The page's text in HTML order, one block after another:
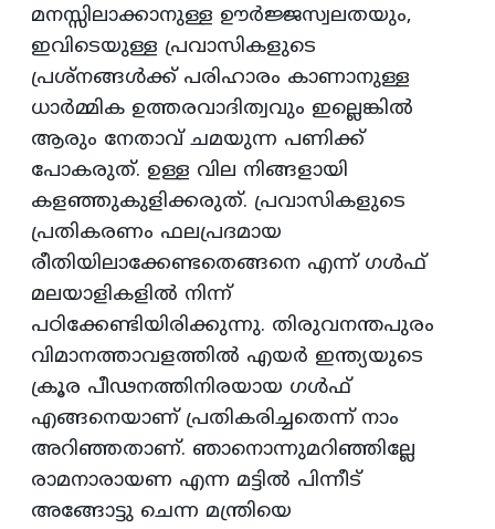
മനസ്സിലാക്കാനുള്ള ഊര്‍ജ്ജസ്വലതയും,
ഇവിടെയുള്ള പ്രവാസികളുടെ
പ്രശ്‌നങ്ങള്‍ക്ക്‌ പരിഹാരം കാണാനുള്ള
ധാര്‍മ്മിക ഉത്തരവാദിത്വവും ഇല്ലെങ്കില്‍
ആരും നേതാവ്‌ ചമയുന്ന പണിക്ക്‌
പോകരുത്‌. ഉള്ള വില നിങ്ങളായി
കളഞ്ഞുകുളിക്കരുത്‌. പ്രവാസികളുടെ
പ്രതികരണം ഫലപ്രദമായ
രീതിയിലാക്കേണ്ടതെങ്ങനെ എന്ന്‌ ഗള്‍ഫ്‌
മലയാളികളില്‍ നിന്ന്‌
പഠിക്കേണ്ടിയിരിക്കുന്നു. തിരുവനന്തപുരം
വിമാനത്താവളത്തില്‍ എയര്‍ ഇന്ത്യയുടെ
ക്രൂര പീഢനത്തിനിരയായ ഗള്‍ഫ്‌
എങ്ങനെയാണ്‌ പ്രതികരിച്ചതെന്ന്‌ നാം
അറിഞ്ഞതാണ്‌. ഞാനൊന്നുമറിഞ്ഞില്ലേ
രാമനാരായണ എന്ന മട്ടില്‍ പിന്നീട്‌
അങ്ങോട്ടു ചെന്ന മന്ത്രിയെ